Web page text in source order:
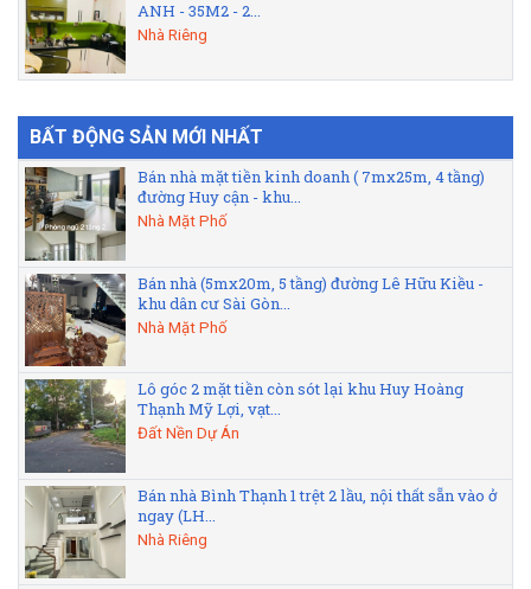
ANH - 35M2 - 2...
Nhà Riêng
BẤT ĐỘNG SẢN MỚI NHẤT
Bán nhà mặt tiền kinh doanh ( 7mx25m, 4 tầng)
đường Huy cận - khu...
Nhà Mặt Phố
Bán nhà (5mx20m, 5 tầng) đường Lê Hữu Kiều -
khu dân cư Sài Gòn...
Nhà Mặt Phố
Lô góc 2 mặt tiền còn sót lại khu Huy Hoàng
Thạnh Mỹ Lợi, vạt...
Đất Nền Dự Án
Bán nhà Bình Thạnh 1 trệt 2 lầu, nội thất sẵn vào ở
ngay (LH...
Nhà Riêng